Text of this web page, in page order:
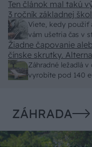
Viete, kedy použiť
vám ušetria čas v
Ten článok mal takú
3 ročník základnej školy. To fakt? AI alebo nejaka
z VŠ? Dnešné rychlotvrdnuce malty - pevnosť 40 Mpa a
doba schnutia tak 15
Záhradné ležadlá
vyrobíte pod 140
Žiadne čapovanie
čínske skrutky.
pevnosti. Autor si
spracovaním, škoda.
ZÁHRADA